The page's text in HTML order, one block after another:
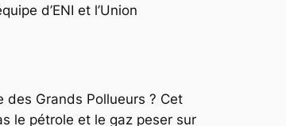
d’ENI et l’Union
des Grands Pollueurs ? Cet
le pétrole et le gaz peser sur